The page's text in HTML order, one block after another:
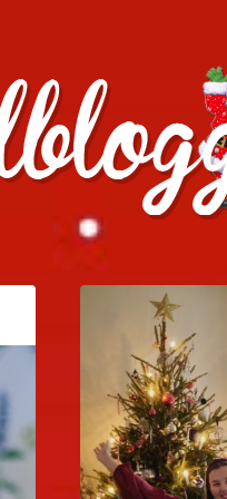
, julpyssel och julrecept!